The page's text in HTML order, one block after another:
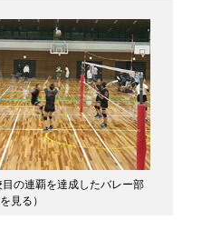
目の連覇を達成したバレー部
見る ）